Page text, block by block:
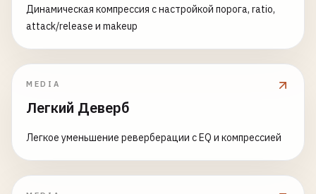
Динамическая компрессия с настройкой порога, ratio,
attack/release и makeup
MEDIA
Легкий Деверб
Легкое уменьшение реверберации с EQ и компрессией